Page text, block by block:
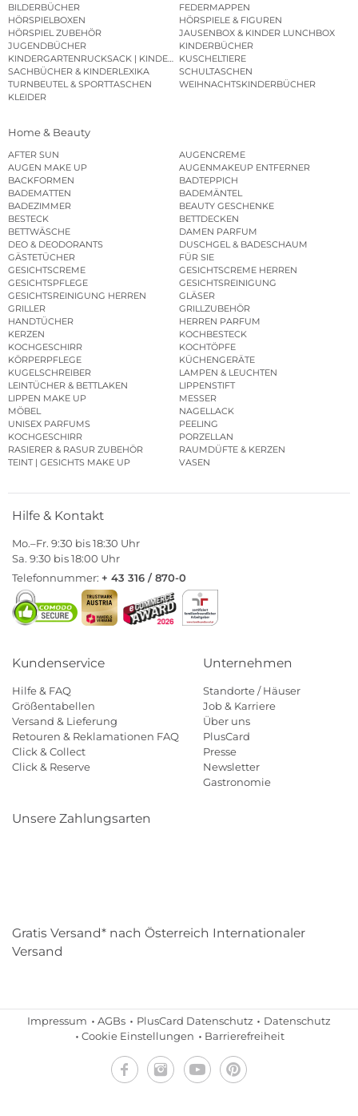
BILDERBÜCHER
FEDERMAPPEN
HÖRSPIELBOXEN
HÖRSPIELE & FIGUREN
HÖRSPIEL ZUBEHÖR
JAUSENBOX & KINDER LUNCHBOX
JUGENDBÜCHER
KINDERBÜCHER
KINDERGARTENRUCKSACK | KINDERGARTENBEUTEL
KUSCHELTIERE
SACHBÜCHER & KINDERLEXIKA
SCHULTASCHEN
TURNBEUTEL & SPORTTASCHEN
WEIHNACHTSKINDERBÜCHER
KLEIDER
Home & Beauty
AFTER SUN
AUGENCREME
AUGEN MAKE UP
AUGENMAKEUP ENTFERNER
BACKFORMEN
BADTEPPICH
BADEMATTEN
BADEMÄNTEL
BADEZIMMER
BEAUTY GESCHENKE
BESTECK
BETTDECKEN
BETTWÄSCHE
DAMEN PARFUM
DEO & DEODORANTS
DUSCHGEL & BADESCHAUM
GÄSTETÜCHER
FÜR SIE
GESICHTSCREME
GESICHTSCREME HERREN
GESICHTSPFLEGE
GESICHTSREINIGUNG
GESICHTSREINIGUNG HERREN
GLÄSER
GRILLER
GRILLZUBEHÖR
HANDTÜCHER
HERREN PARFUM
KERZEN
KOCHBESTECK
KOCHGESCHIRR
KOCHTÖPFE
KÖRPERPFLEGE
KÜCHENGERÄTE
KUGELSCHREIBER
LAMPEN & LEUCHTEN
LEINTÜCHER & BETTLAKEN
LIPPENSTIFT
LIPPEN MAKE UP
MESSER
MÖBEL
NAGELLACK
UNISEX PARFUMS
PEELING
KOCHGESCHIRR
PORZELLAN
RASIERER & RASUR ZUBEHÖR
RAUMDÜFTE & KERZEN
TEINT | GESICHTS MAKE UP
VASEN
Hilfe & Kontakt
Mo.–Fr. 9:30 bis 18:30 Uhr
Sa. 9:30 bis 18:00 Uhr
Telefonnummer: + 43 316 / 870-0
Kundenservice
Hilfe & FAQ
Größentabellen
Versand & Lieferung
Retouren & Reklamationen FAQ
Click & Collect
Click & Reserve
Unternehmen
Standorte / Häuser
Job & Karriere
Über uns
PlusCard
Presse
Newsletter
Gastronomie
Unsere Zahlungsarten
Gratis Versand* nach Österreich Internationaler
Versand
Impressum AGBs PlusCard Datenschutz
Datenschutz
Cookie Einstellungen
Barrierefreiheit